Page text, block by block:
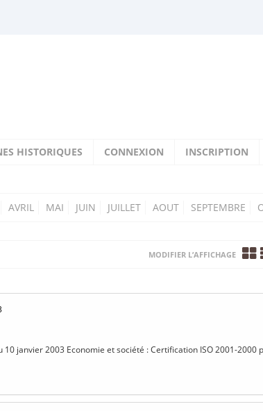
HISTORIQUES CONNEXION INSCRIPTION
AVRIL MAI JUIN JUILLET AOUT SEPTEMBRE
MODIFIER L’AFFICHAGE
10 janvier 2003 Economie et société : Certification ISO 2001-